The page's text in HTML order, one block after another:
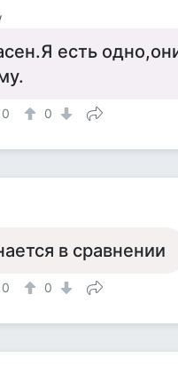
есть
0 0
в сравнении
0 0